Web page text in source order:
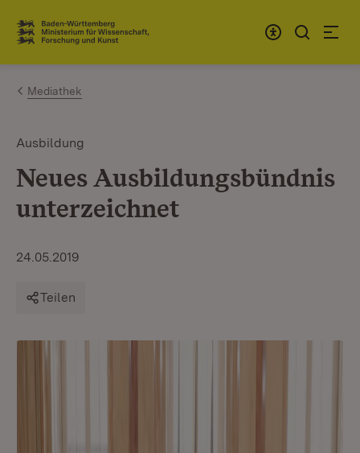
Zum Inhalt springen
Link zur Startseite
Mediathek
Ausbildung
Neues Ausbildungsbündnis
unterzeichnet
24.05.2019
Teilen